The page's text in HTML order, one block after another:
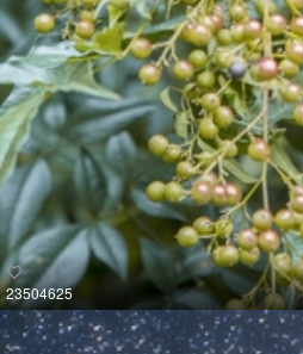
23504625